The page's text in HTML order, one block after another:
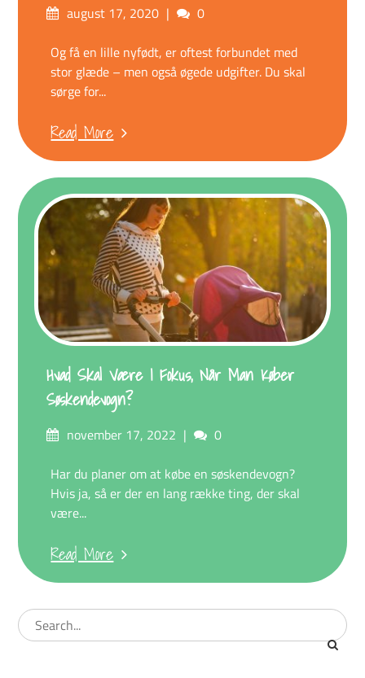
Postedaugust 17, 2020 Comments
0
Og få en lille nyfødt, er oftest forbundet med
stor glæde – men også øgede udgifter. Du skal
sørge for...
Read More
Hvad Skal Være I Fokus, Når Man Køber
Søskendevogn?
Postednovember 17, 2022 Comments
0
Har du planer om at købe en søskendevogn?
Hvis ja, så er der en lang række ting, der skal
være...
Read More